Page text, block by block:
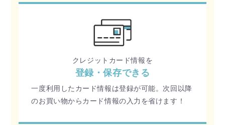
クレジットカード情報を
登録・保存できる
一度利用したカード情報は登録が可能。次回以降
のお買い物からカード情報の入力を省けます！